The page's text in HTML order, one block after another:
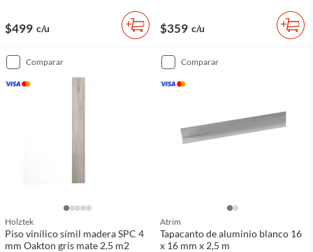
$499 c/u $359 c/u
comparar
Holztek
Piso vinílico símil madera SPC 4
mm Oakton gris mate 2.5 m2
comparar
Atrim
Tapacanto de aluminio blanco 16
x 16 mm x 2,5 m